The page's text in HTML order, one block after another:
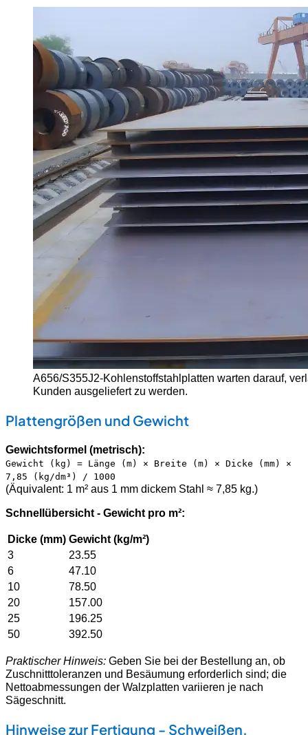
A656/S355J2-Kohlenstoffstahlplatten warten darauf,
Kunden ausgeliefert zu werden.
Plattengrößen und Gewicht
Gewichtsformel (metrisch):
Gewicht (kg) = Länge (m) × Breite (m) × Dicke (mm) ×
7,85 (kg/dm³) / 1000
(Äquivalent: 1 m² aus 1 mm dickem Stahl ≈ 7,85 kg.)
Schnellübersicht - Gewicht pro m²:
Dicke (mm) Gewicht (kg/m²)
3
23.55
6
47.10
10
78.50
20
157.00
25
196.25
50
392.50
Praktischer Hinweis: Geben Sie bei der Bestellung an, ob
Zuschnitttoleranzen und Besäumung erforderlich sind; die
Nettoabmessungen der Walzplatten variieren je nach
Sägeschnitt.
Hinweise zur Fertigung - Schweißen,